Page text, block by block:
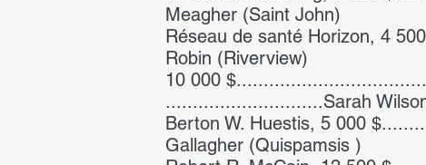
Meagher (Saint John)
Réseau de santé Horizon, 4
Robin (Riverview)
10 000
.............................Sarah
Berton W. Huestis, 5 000
Gallagher (Quispamsis )